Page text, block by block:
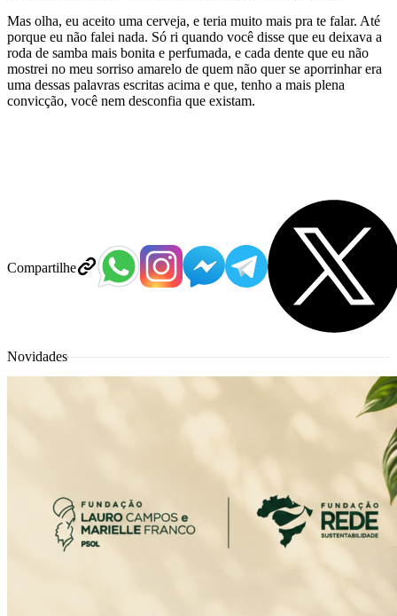
Compartilhe
Mas olha, eu aceito uma cerveja, e teria muito mais pra te falar. Até
porque eu não falei nada. Só ri quando você disse que eu deixava a
roda de samba mais bonita e perfumada, e cada dente que eu não
mostrei no meu sorriso amarelo de quem não quer se aporrinhar era
uma dessas palavras escritas acima e que, tenho a mais plena
convicção, você nem desconfia que existam.
Novidades